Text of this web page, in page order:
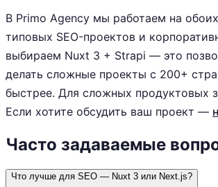
В Primo Agency мы работаем на
типовых SEO-проектов и
выбираем Nuxt 3 + Strapi — это
делать сложные проекты с 200+
быстрее. Для сложных продуктовых
Если хотите обсудить ваш проект —
Часто задаваемые
Что лучше для SEO — Nuxt 3 или Next.js?